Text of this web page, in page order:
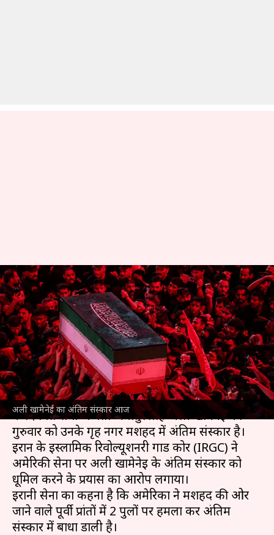
अली खामेनेई का अंतिम संस्कार आज
अली खामेनेई का अंतिम संस्कार
आज, अमेरिका ने मशहद में हमला
कर बाधा डाली
लेखन गजेंद्र Jul 09, 2026 01:00 pm
क्या है खबर?
अमेरिकाके साथ एक बार फिर तनाव बढ़ने के बीचईरान
के दिवंगत सर्वोच्च नेता अयातुल्लाह अली खामेनेई का
गुरुवार को उनके गृह नगर मशहद में अंतिम संस्कार है।
ईरान के इस्लामिक रिवोल्यूशनरी गार्ड कोर (IRGC) ने
अमेरिकी सेना पर अली खामेनेई के अंतिम संस्कार को
धूमिल करने के प्रयास का आरोप लगाया।
ईरानी सेना का कहना है कि अमेरिका ने मशहद की ओर
जाने वाले पूर्वी प्रांतों में 2 पुलों पर हमला कर अंतिम